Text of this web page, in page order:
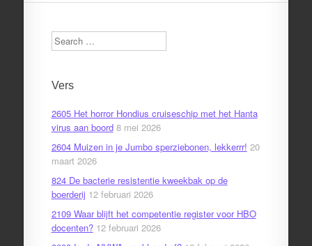
Search
Vers
2605 Het horror Hondius cruiseschip met het Hanta
virus aan boord 8 mei 2026
2604 Muizen in je Jumbo sperziebonen, lekkerrr! 20
maart 2026
824 De bacterie resistentie kweekbak op de
boerderij 12 februari 2026
2109 Waar blijft het competentie register voor HBO
docenten? 12 februari 2026